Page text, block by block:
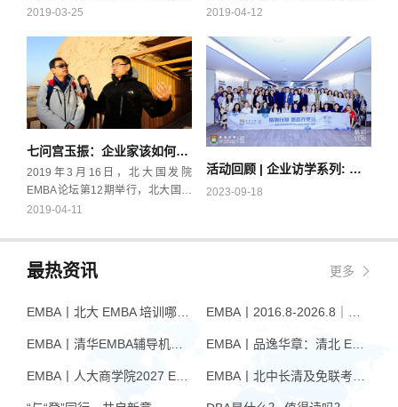
来题为《税务筹划和税务争议解决
设计、税务争议解决以及并购交易
合同涉税条款的制备审阅复核等领
域均有深入的研究和独到见解。
2019-03-25
了中国的命运。1919年前的这五年
事件，把它理解为中国自晚清开始
的现代化进程由量变到质变的飞跃
期也不为过。由文化运动带出政治
运动，进而导致中国革命走向的转
变——由中国文化来决定中国的未
来命运。值此五四运动100周年之
商道讲堂特邀著名学者、复旦大学
中文系资深教授陈思和，讲述在已
2019-04-12
七问宫玉振：企业家该如何向成吉思汗学习战略与领导力？
2019年3月16日，北大国发院
EMBA论坛第12期举行，北大国发
院管理学教授、BiMBA 商学院副院
玉振老师为EMBA在校生和校友带
来了精彩的《帝国的诞生：成吉思
汗的战略与领导力》讲座。
2019-04-11
活动回顾 | 企业访学系列: 走进微软
2023-09-18
最热资讯 更多
EMBA丨北大 EMBA 培训哪家好？从招生逻辑看选择标准 EMBA丨2016.8-2026.8｜品逸华章EMBA10周年：一群人，一条上岸路
EMBA丨清华EMBA辅导机构推荐：怎么选才不踩坑 EMBA丨品逸华章：清北 EMBA 辅导的学院派实力全景
EMBA丨人大商学院2027 EMBA招生 高额奖学金+前置赋能通道 EMBA丨北中长清及免联考EMBA项目申请时间汇总（7月篇）